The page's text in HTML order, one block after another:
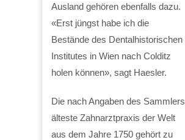
Ausland gehören ebenfalls dazu.
«Erst jüngst habe ich die
Bestände des Dentalhistorischen
Institutes in Wien nach Colditz
holen können», sagt Haesler.
Die nach Angaben des Sammlers
älteste Zahnarztpraxis der Welt
aus dem Jahre 1750 gehört zu